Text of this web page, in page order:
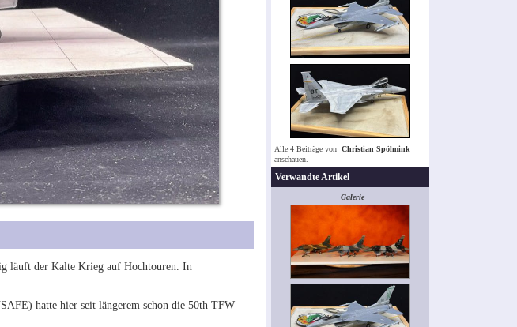
läuft der Kalte Krieg auf Hochtouren. In
hatte hier seit längerem schon die 50th TFW
Alle 4 Beiträge von Christian Spölmink
anschauen.
Verwandte Artikel
Galerie